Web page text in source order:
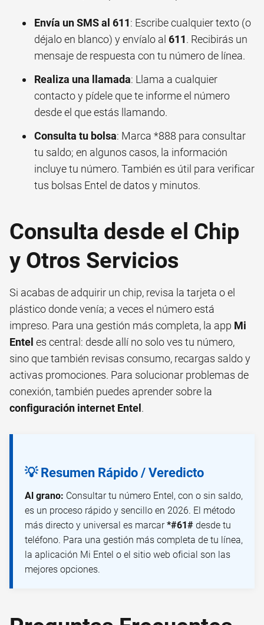
Envía un SMS al 611: Escribe cualquier texto (o
déjalo en blanco) y envíalo al 611. Recibirás un
mensaje de respuesta con tu número de línea.
Realiza una llamada: Llama a cualquier
contacto y pídele que te informe el número
desde el que estás llamando.
Consulta tu bolsa: Marca *888 para consultar
tu saldo; en algunos casos, la información
incluye tu número. También es útil para verificar
tus bolsas Entel de datos y minutos.
Consulta desde el Chip
y Otros Servicios
Si acabas de adquirir un chip, revisa la tarjeta o el
plástico donde venía; a veces el número está
impreso. Para una gestión más completa, la app Mi
Entel es central: desde allí no solo ves tu número,
sino que también revisas consumo, recargas saldo y
activas promociones. Para solucionar problemas de
conexión, también puedes aprender sobre la
configuración internet Entel.
💡 Resumen Rápido / Veredicto
Al grano: Consultar tu número Entel, con o sin saldo,
es un proceso rápido y sencillo en 2026. El método
más directo y universal es marcar*#61# desde tu
teléfono. Para una gestión más completa de tu línea,
la aplicación Mi Entel o el sitio web oficial son las
mejores opciones.